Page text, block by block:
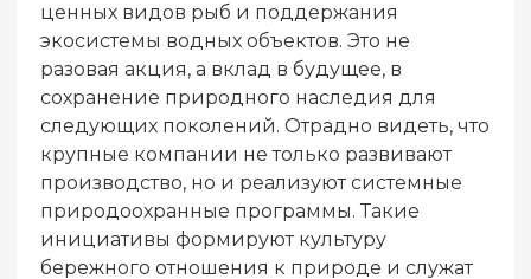
ценных видов рыб и поддержания
экосистемы водных объектов. Это не
разовая акция, а вклад в будущее, в
сохранение природного наследия для
следующих поколений. Отрадно видеть, что
крупные компании не только развивают
производство, но и реализуют системные
природоохранные программы. Такие
инициативы формируют культуру
бережного отношения к природе и служат